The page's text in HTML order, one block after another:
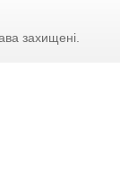
захищені.